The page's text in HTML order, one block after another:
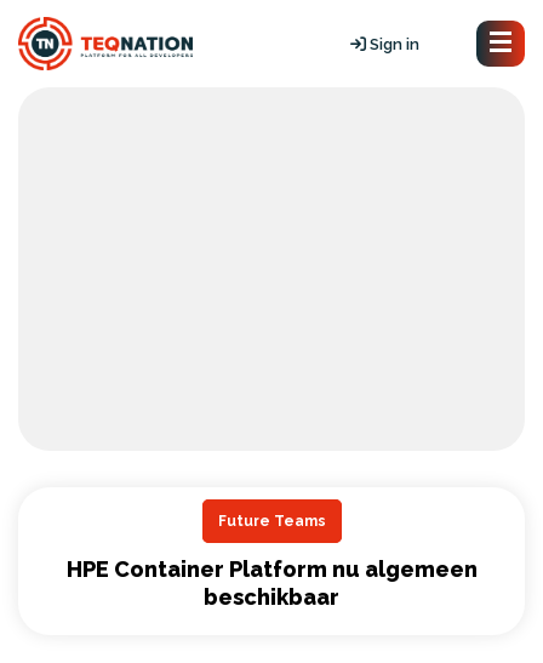
Sign in
Future Teams
HPE Container Platform nu algemeen
beschikbaar